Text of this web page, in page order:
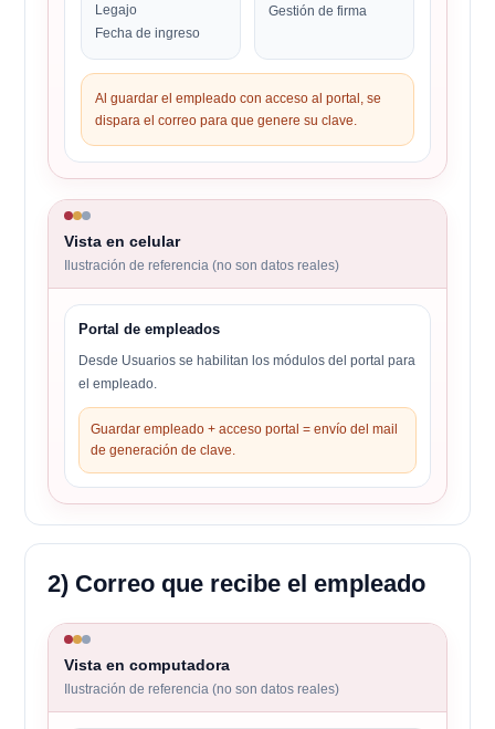
Legajo
Fecha de ingreso
Gestión de firma
Al guardar el empleado con acceso al portal, se
dispara el correo para que genere su clave.
Vista en celular
Ilustración de referencia (no son datos reales)
Portal de empleados
Desde Usuarios se habilitan los módulos del portal para
el empleado.
Guardar empleado + acceso portal = envío del mail
de generación de clave.
2) Correo que recibe el empleado
Vista en computadora
Ilustración de referencia (no son datos reales)